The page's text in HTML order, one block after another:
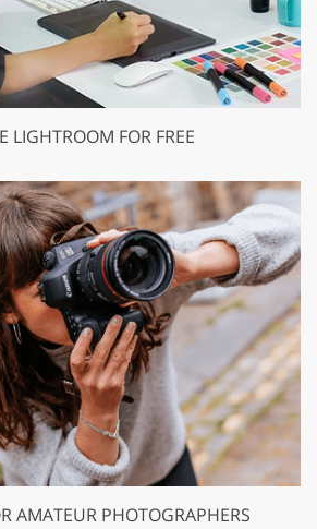
LIGHTROOM FOR FREE
AMATEUR PHOTOGRAPHERS